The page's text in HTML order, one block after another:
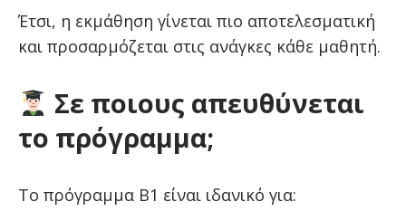
Έτσι, η εκμάθηση γίνεται πιο αποτελεσματική
και προσαρμόζεται στις ανάγκες κάθε μαθητή.
Σε ποιους απευθύνεται
το πρόγραμμα;
Το πρόγραμμα Β1 είναι ιδανικό για: